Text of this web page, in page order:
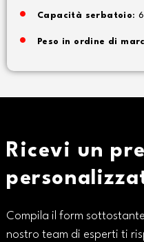
Capacità serbatoio:
Peso in ordine di
Ricevi un
Compila il form
nostro team di esperti ti